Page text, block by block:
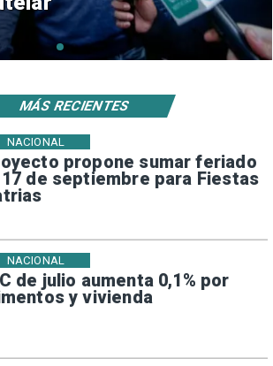
propone sumar feriado
de septiembre para Fiestas
NACIONAL
de julio aumenta 0,1% por
y vivienda
NACIONAL
MÁS RECIENTES